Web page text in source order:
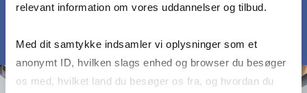
relevant information om vores uddannelser og tilbud.
Med dit samtykke indsamler vi oplysninger som et
anonymt ID, hvilken slags enhed og browser du besøger
os med, hvilket land du besøger os fra, og hvordan du